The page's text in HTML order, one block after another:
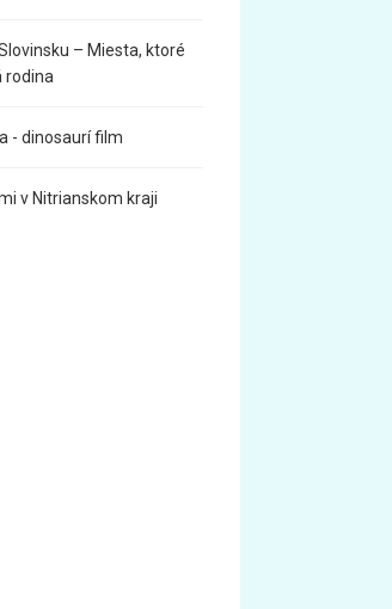
– Miesta, ktoré
rodina
- dinosaurí film
v Nitrianskom kraji